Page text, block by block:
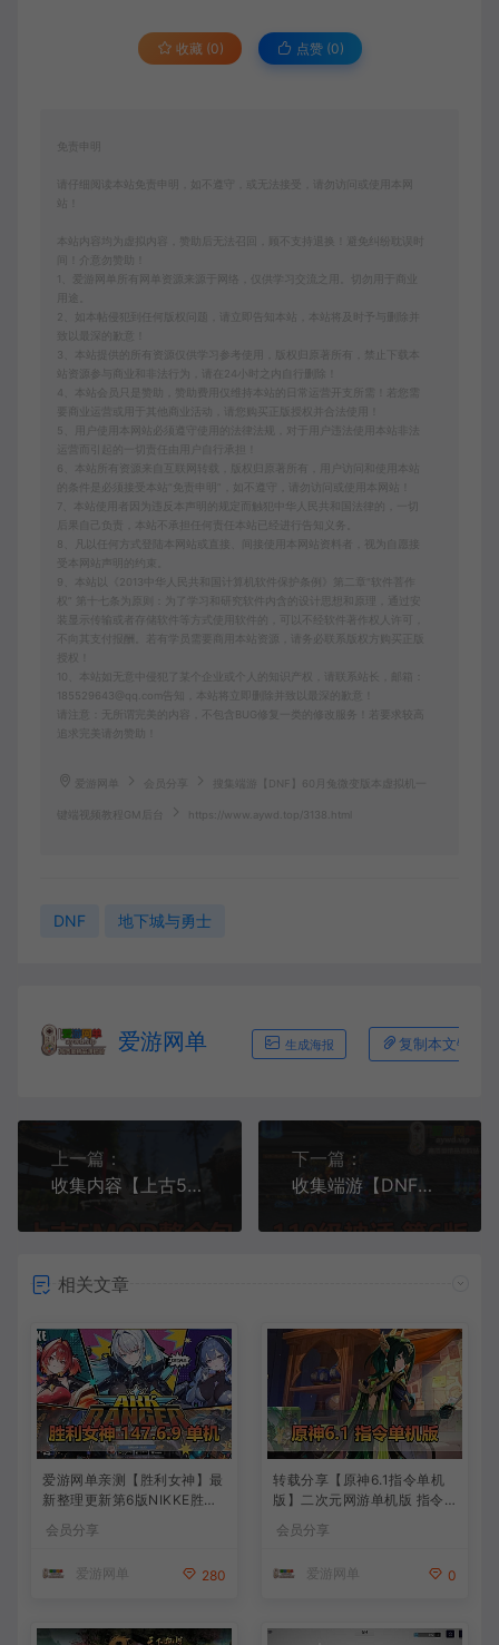
收藏 (0) 点赞 (0)
免责申明
请仔细阅读本站免责申明，如不遵守，或无法接受，请勿访问或使用本网
本站内容均为虚拟内容，赞助后无法召回，顾不支持退换！避免纠纷耽误时
间！介意勿赞助！
1、爱游网单所有网单资源来源于网络，仅供学习交流之用。切勿用于商业
2、如本帖侵犯到任何版权问题，请立即告知本站，本站将及时予与删除并
致以最深的歉意！
3、本站提供的所有资源仅供学习参考使用，版权归原著所有，禁止下载本
站资源参与商业和非法行为，请在24小时之内自行删除！
4、本站会员只是赞助，赞助费用仅维持本站的日常运营开支所需！若您需
要商业运营或用于其他商业活动，请您购买正版授权并合法使用！
5、用户使用本网站必须遵守使用的法律法规，对于用户违法使用本站非法
6、本站所有资源来自互联网转载，版权归原著所有，用户访问和使用本站
的条件是必须接受本站“免责申明”，如不遵守，请勿访问或使用本网站！
7、本站使用者因为违反本声明的规定而触犯中华人民共和国法律的，一切
后果自己负责，本站不承担任何责任本站已经进行告知义务。
8、凡以任何方式登陆本网站或直接、间接使用本网站资料者，视为自愿接
受本网站声明的约束。
9、本站以《2013中华人民共和国计算机软件保护条例》第二章"软件菩作
权” 第十七条为原则：为了学习和研究软件内含的设计思想和原理，通过安
装显示传输或者存储软件等方式使用软件的，可以不经软件著作权人许可，
不向其支付报酬。若有学员需要商用本站资源，请务必联系版权方购买正版
10、本站如无意中侵犯了某个企业或个人的知识产权，请联系站长，邮箱：
185529643@qq.com告知，本站将立即删除并致以最深的歉意！
请注意：无所谓完美的内容，不包含BUG修复一类的修改服务！若要求较高
追求完美请勿赞助！
爱游网单 搜集端游【DNF】60月兔微变版本虚拟机一
键端视频教程GM后台 https://www.aywd.top/3138.html
DNF 地下城与勇士
爱游网单 生成海报 复制本文链接
上一篇：
收集内容【上古5MOD整合】走十上古5v3.0免安装版解压运行
下一篇：
收集端游【DNF】110级单机版神话6.0智能AI机器人完善主线副本巴卡尔
相关文章
爱游网单亲测【胜利女神】最
新整理更新第6版NIKKE胜利
版本官服GM可无限抽卡全剧
学
会员分享
爱游网单 280
转载分享【原神6.1指令单机
版】二次元网游单机版 指令
背包 抽卡 商店 MOD 未亲测
会员分享
爱游网单 0